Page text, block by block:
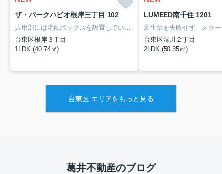
ザ・パークハビオ根岸三丁目 102
共用部には宅配ボックスを設置しているため、荷物の受け取りのために早く帰宅する必要がありません。オートロック機能が付いているのでドアの前まで知らない人が入って来る危険が減り、安心して暮らせます。徒歩5分で駅にアクセス可能な、魅力的な駅近物件です。入谷近くの物件で、気に入ったお住まいがあれば、当社までお問い合わせください。物件の詳細情報をお伝えいたします。
台東区根岸３丁目
1LDK (40.74㎡)
LUMEED南千住 1201
台東区清川２丁目
2LDK (50.35㎡)
台東区 エリアをもっと見る
葛井不動産のブログ